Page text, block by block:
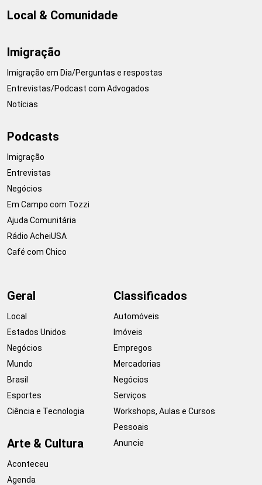
Local & Comunidade
Imigração
Imigração em Dia/Perguntas e respostas
Entrevistas/Podcast com Advogados
Notícias
Podcasts
Imigração
Entrevistas
Negócios
Em Campo com Tozzi
Ajuda Comunitária
Rádio AcheiUSA
Café com Chico
Geral
Local
Estados Unidos
Negócios
Mundo
Brasil
Esportes
Ciência e Tecnologia
Arte & Cultura
Aconteceu
Agenda
Classificados
Automóveis
Imóveis
Empregos
Mercadorias
Negócios
Serviços
Workshops, Aulas e Cursos
Pessoais
Anuncie